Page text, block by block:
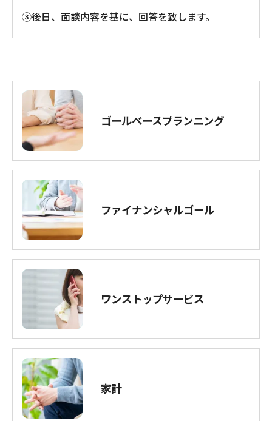
③後日、面談内容を基に、回答を致します。
ゴールベースプランニング
ファイナンシャルゴール
ワンストップサービス
家計